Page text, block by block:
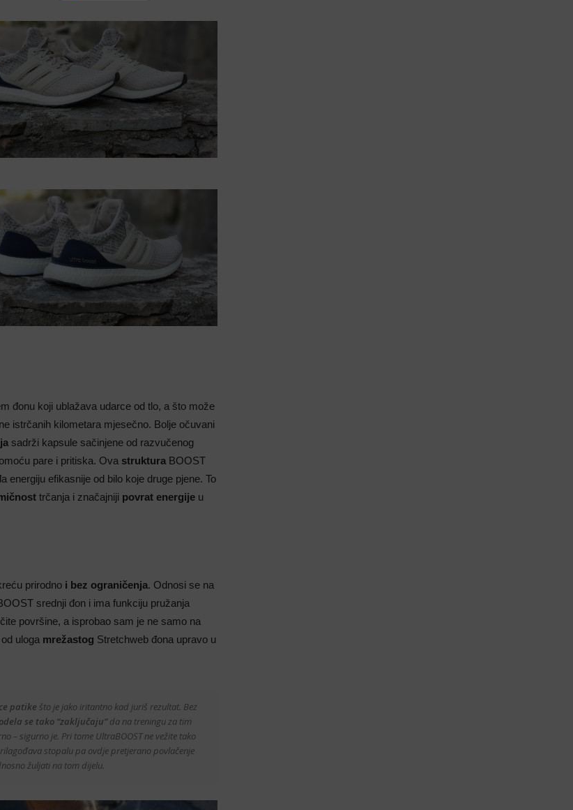
đonu koji ublažava udarce od tlo, a što može
istrčanih kilometara mjesečno. Bolje očuvani
sadrži kapsule sačinjene od razvučenog
pare i pritiska. Ova struktura BOOST
energiju efikasnije od bilo koje druge pjene. To
trčanja i značajniji povrat energije u
prirodno i bez ograničenja. Odnosi se na
srednji đon i ima funkciju pružanja
površine, a isprobao sam je ne samo na
uloga mrežastog Stretchweb đona upravo u
patike što je jako iritantno kad juriš rezultat. Bez
se tako “zaključaju”da na treningu za tim
– sigurno je. Pri tome UltraBOOST ne vežite tako
stopalu pa ovdje pretjerano povlačenje
žuljati na tom dijelu.